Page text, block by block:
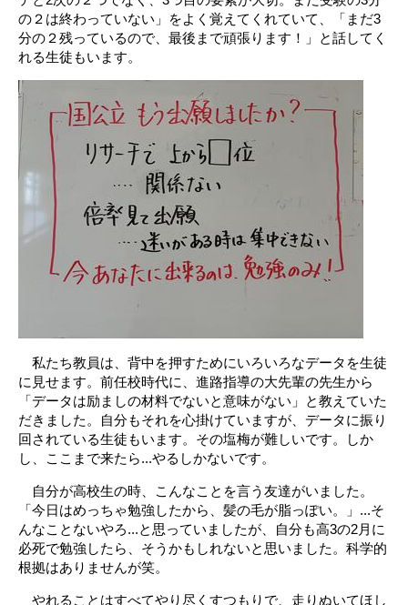
の２は終わっていない」をよく覚えてくれていて、「まだ3
分の２残っているので、最後まで頑張ります！」と話してく
れる生徒もいます。
私たち教員は、背中を押すためにいろいろなデータを生徒
に見せます。前任校時代に、進路指導の大先輩の先生から
「データは励ましの材料でないと意味がない」と教えていた
だきました。自分もそれを心掛けていますが、データに振り
回されている生徒もいます。その塩梅が難しいです。しか
し、ここまで来たら...やるしかないです。
自分が高校生の時、こんなことを言う友達がいました。
「今日はめっちゃ勉強したから、髪の毛が脂っぽい。」...そ
んなことないやろ...と思っていましたが、自分も高3の2月に
必死で勉強したら、そうかもしれないと思いました。科学的
根拠はありませんが笑。
やれることはすべてやり尽くすつもりで、走りぬいてほし